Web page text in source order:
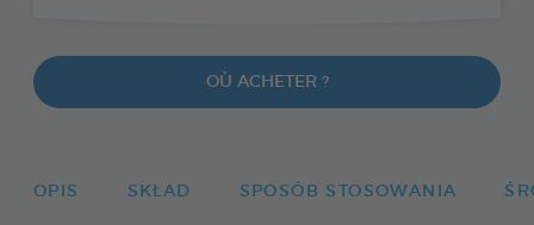
OÙ ACHETER ?
OPIS SKŁAD SPOSÓB STOSOWANIA